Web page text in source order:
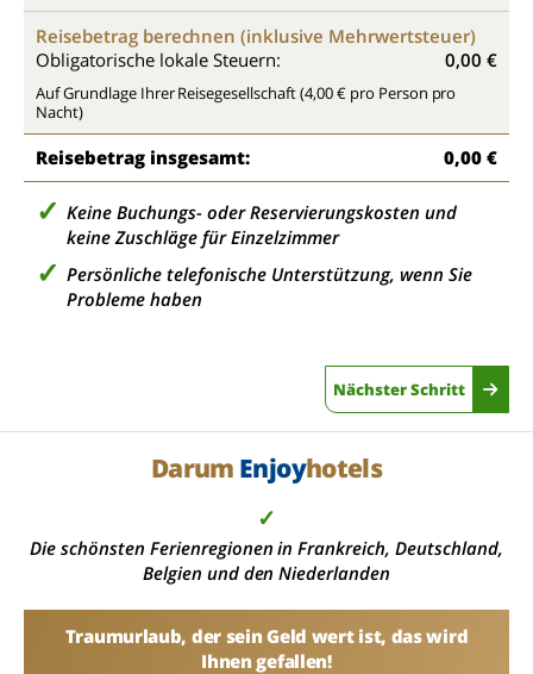
Reisebetrag berechnen (inklusive Mehrwertsteuer)
Obligatorische lokale Steuern:
0,00 €
Auf Grundlage Ihrer Reisegesellschaft (4,00 € pro Person pro
Nacht)
Reisebetrag insgesamt: 0,00 €
Keine Buchungs- oder Reservierungskosten und
keine Zuschläge für Einzelzimmer
Persönliche telefonische Unterstützung, wenn Sie
Probleme haben
Nächster Schritt
Darum Enjoyhotels
✓
Die schönsten Ferienregionen in Frankreich, Deutschland,
Belgien und den Niederlanden
Traumurlaub, der sein Geld wert ist, das wird
Ihnen gefallen!